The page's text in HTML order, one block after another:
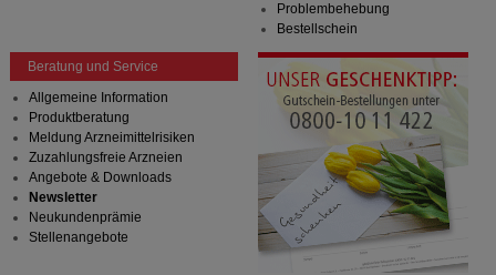
Problembehebung
Bestellschein
Beratung und Service
Allgemeine Information
Produktberatung
Meldung Arzneimittelrisiken
Zuzahlungsfreie Arzneien
Angebote & Downloads
Newsletter
Neukundenprämie
Stellenangebote